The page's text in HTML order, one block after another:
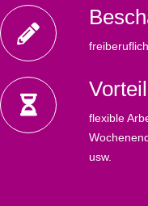
flexible
usw.